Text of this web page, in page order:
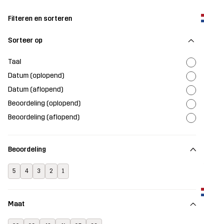
Filteren en sorteren
Sorteer op
Taal
Datum (oplopend)
Datum (aflopend)
Beoordeling (oplopend)
Beoordeling (aflopend)
Beoordeling
5 4 3 2 1
Maat